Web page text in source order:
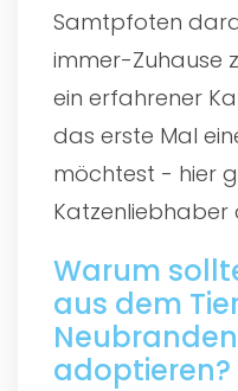
Samtpfoten
immer-Zuhause
ein erfahrener
das erste Mal
möchtest - hier
Katzenliebhaber
Warum
aus dem
adoptieren?